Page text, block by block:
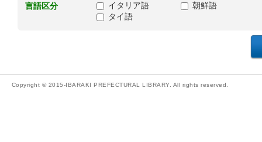
言語区分
イタリア語
朝鮮語
タイ語
Copyright © 2015-IBARAKI PREFECTURAL LIBRARY. All rights reserved.